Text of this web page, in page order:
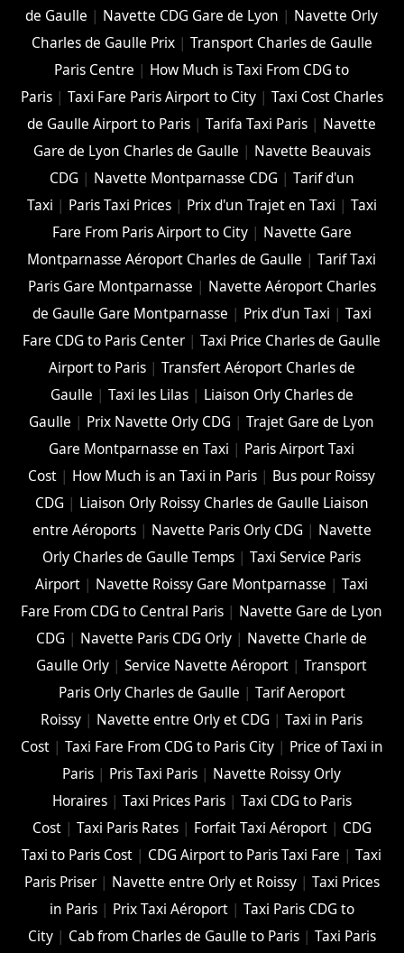
de Gaulle | Navette CDG Gare de Lyon | Navette Orly
Charles de Gaulle Prix| Transport Charles de Gaulle
Paris Centre | How Much is Taxi From CDG to
Paris| Taxi Fare Paris Airport to City| Taxi Cost Charles
de Gaulle Airport to Paris |Tarifa Taxi Paris | Navette
Gare de Lyon Charles de Gaulle | Navette Beauvais
CDG | Navette Montparnasse CDG | Tarif d'un
Taxi | Paris Taxi Prices| Prix d'un Trajet en Taxi | Taxi
Fare From Paris Airport to City| Navette Gare
Montparnasse Aéroport Charles de Gaulle |Tarif Taxi
Paris Gare Montparnasse | Navette Aéroport Charles
de Gaulle Gare Montparnasse | Prix d'un Taxi | Taxi
Fare CDG to Paris Center |Taxi Price Charles de Gaulle
Airport to Paris| Transfert Aéroport Charles de
Gaulle | Taxi les Lilas| Liaison Orly Charles de
Gaulle | Prix Navette Orly CDG |Trajet Gare de Lyon
Gare Montparnasse en Taxi | Paris Airport Taxi
Cost | How Much is an Taxi in Paris | Bus pour Roissy
CDG | Liaison Orly Roissy Charles de Gaulle Liaison
entre Aéroports| Navette Paris Orly CDG | Navette
Orly Charles de Gaulle Temps |Taxi Service Paris
Airport | Navette Roissy Gare Montparnasse |Taxi
Fare From CDG to Central Paris | Navette Gare de Lyon
CDG | Navette Paris CDG Orly | Navette Charle de
Gaulle Orly |Service Navette Aéroport |Transport
Paris Orly Charles de Gaulle | Tarif Aeroport
Roissy | Navette entre Orly et CDG |Taxi in Paris
Cost| Taxi Fare From CDG to Paris City| Price of Taxi in
Paris | Pris Taxi Paris | Navette Roissy Orly
Horaires| Taxi Prices Paris| Taxi CDG to Paris
Cost| Taxi Paris Rates| Forfait Taxi Aéroport| CDG
Taxi to Paris Cost | CDG Airport to Paris Taxi Fare |Taxi
Paris Priser| Navette entre Orly et Roissy| Taxi Prices
in Paris| Prix Taxi Aéroport| Taxi Paris CDG to
City| Cab from Charles de Gaulle to Paris| Taxi Paris